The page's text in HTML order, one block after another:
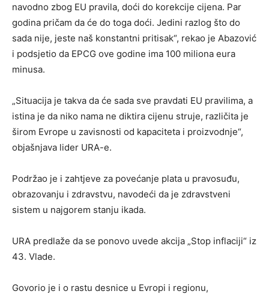
navodno zbog EU pravila, doći do korekcije cijena. Par
godina pričam da će do toga doći. Jedini razlog što do
sada nije, jeste naš konstantni pritisak“, rekao je Abazović
i podsjetio da EPCG ove godine ima 100 miliona eura
minusa.
„Situacija je takva da će sada sve pravdati EU pravilima, a
istina je da niko nama ne diktira cijenu struje, različita je
širom Evrope u zavisnosti od kapaciteta i proizvodnje“,
objašnjava lider URA-e.
Podržao je i zahtjeve za povećanje plata u pravosuđu,
obrazovanju i zdravstvu, navodeći da je zdravstveni
sistem u najgorem stanju ikada.
URA predlaže da se ponovo uvede akcija „Stop inflaciji“ iz
43. Vlade.
Govorio je i o rastu desnice u Evropi i regionu,